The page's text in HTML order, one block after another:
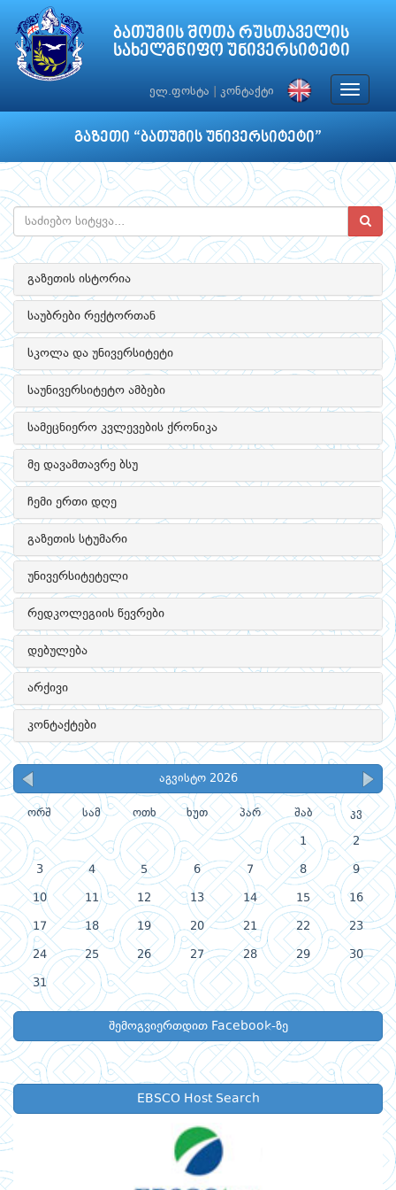
ბათუმის შოთა რუსთაველის
სახელმწიფო უნივერსიტეტი
ელ.ფოსტა კონტაქტი
Toggle
გაზეთი “ბათუმის უნივერსიტეტი”
გაზეთის ისტორია
საუბრები რექტორთან
სკოლა და უნივერსიტეტი
საუნივერსიტეტო ამბები
სამეცნიერო კვლევების ქრონიკა
მე დავამთავრე ბსუ
ჩემი ერთი დღე
გაზეთის სტუმარი
უნივერსიტეტელი
რედკოლეგიის წევრები
დებულება
არქივი
კონტაქტები
აგვისტო 2026
ორშ სამ ოთხ ხუთ პარ შაბ კვ
1 2
3 4 5 6 7 8 9
10 11 12 13 14 15 16
17 18 19 20 21 22 23
24 25 26 27 28 29 30
31
შემოგვიერთდით Facebook-ზე
EBSCO Host Search